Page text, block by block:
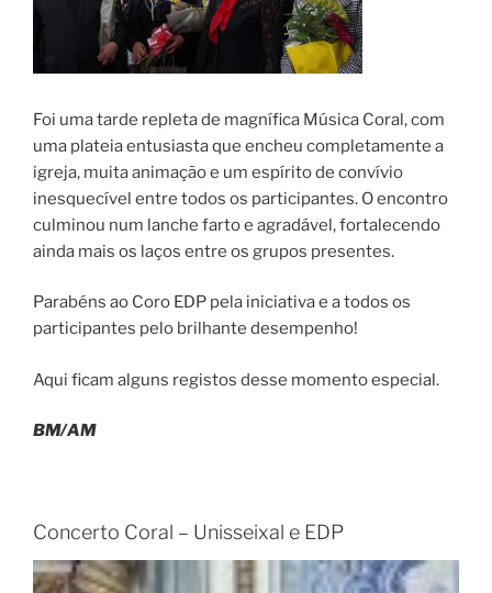
Foi uma tarde repleta de magnífica Música Coral, com
uma plateia entusiasta que encheu completamente a
igreja, muita animação e um espírito de convívio
inesquecível entre todos os participantes. O encontro
culminou num lanche farto e agradável, fortalecendo
ainda mais os laços entre os grupos presentes.
Parabéns ao Coro EDP pela iniciativa e a todos os
participantes pelo brilhante desempenho!
Aqui ficam alguns registos desse momento especial.
BM/AM
Concerto Coral – Unisseixal e EDP